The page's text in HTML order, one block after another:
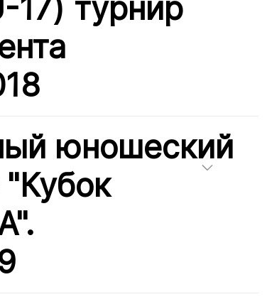
турнир
юношеский